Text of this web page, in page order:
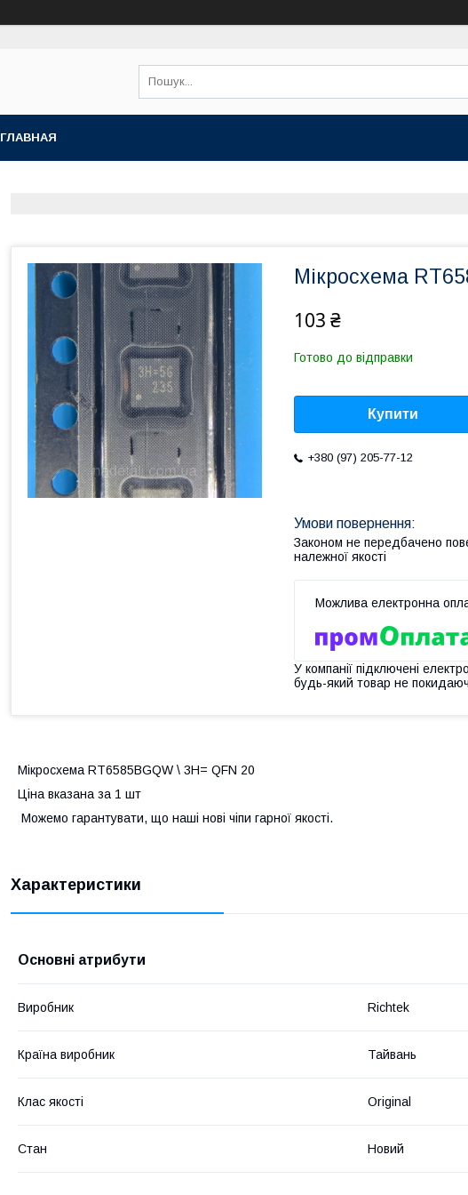
ГЛАВНАЯ
Мікросхема
103 ₴
Готово до відправки
Купити
+380 (97) 205-77-12
Законом не передбачено
належної якості
У компанії підключені
будь-який товар не
Мікросхема RT6585BGQW \ 3H= QFN 20
Ціна вказана за 1 шт
Можемо гарантувати, що наші нові чіпи гарної якості.
Характеристики
Основні атрибути
Виробник Richtek
Країна виробник Тайвань
Клас якості Original
Стан Новий